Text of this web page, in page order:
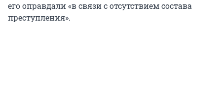
его оправдали «в связи с отсутствием состава
преступления».